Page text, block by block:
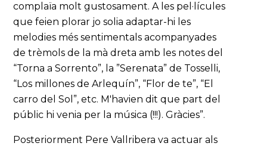
complaïa molt gustosament. A les pel·lícules
que feien plorar jo solia adaptar-hi les
melodies més sentimentals acompanyades
de trèmols de la mà dreta amb les notes del
“Torna a Sorrento”, la ”Serenata” de Tosselli,
“Los millones de Arlequín”, “Flor de te”, “El
carro del Sol”, etc. M'havien dit que part del
públic hi venia per la música (!!!). Gràcies”.
Posteriorment Pere Vallribera va actuar als